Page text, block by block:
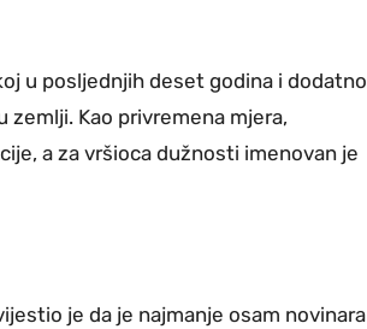
u posljednjih deset godina i dodatno
Kao privremena mjera,
a za vršioca dužnosti imenovan je
je da je najmanje osam novinara